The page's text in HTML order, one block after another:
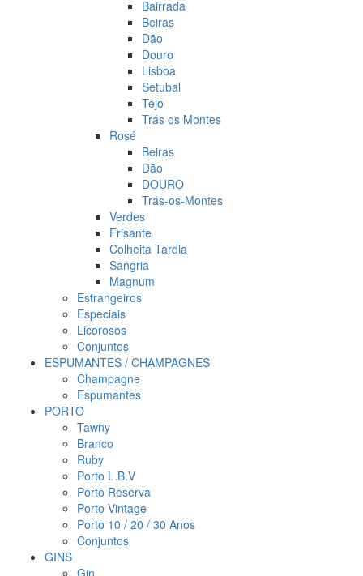
Bairrada
Beiras
Dão
Douro
Lisboa
Setubal
Tejo
Trás os Montes
Rosé
Beiras
Dão
DOURO
Trás-os-Montes
Verdes
Frisante
Colheita Tardia
Sangria
Magnum
Estrangeiros
Especiais
Licorosos
Conjuntos
ESPUMANTES / CHAMPAGNES
Champagne
Espumantes
PORTO
Tawny
Branco
Ruby
Porto L.B.V
Porto Reserva
Porto Vintage
Porto 10 / 20 / 30 Anos
Conjuntos
GINS
Gin